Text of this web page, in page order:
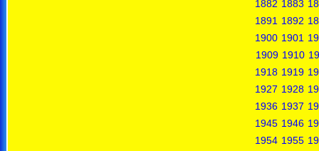
1882 1883
1891 1892
1900 1901
1909 1910
1918 1919
1927 1928
1936 1937
1945 1946
1954 1955